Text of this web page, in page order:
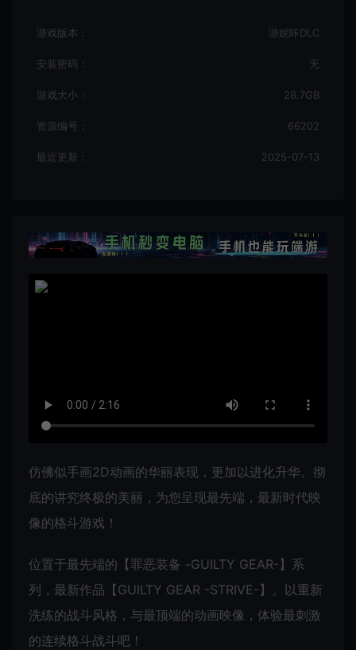
游戏版本： 游妮咔DLC
安装密码： 无
游戏大小： 28.7GB
资源编号： 66202
最近更新： 2025-07-13
仿佛似手画2D动画的华丽表现，更加以进化升华。彻
底的讲究终极的美丽，为您呈现最先端，最新时代映
像的格斗游戏！
位置于最先端的【罪恶装备 -GUILTY GEAR-】系
列，最新作品【GUILTY GEAR -STRIVE-】。以重新
洗练的战斗风格，与最顶端的动画映像，体验最刺激
的连续格斗战斗吧！